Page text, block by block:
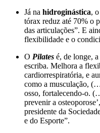
Já na hidroginástica,
tórax reduz até 70% o
das articulações”. E
flexibilidade e o
O Pilates é, de longe,
escriba. Melhora a
cardiorrespiratória, e
como a musculação,
osso, fortalecendo-o.
prevenir a
presidente da
e do Esporte”.